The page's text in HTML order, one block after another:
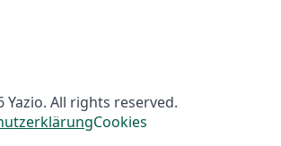
All rights reserved.
Cookies